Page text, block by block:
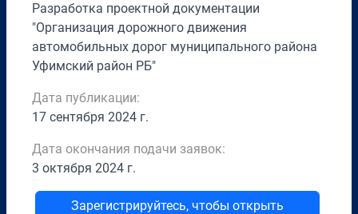
Разработка проектной документации
"Организация дорожного движения
автомобильных дорог муниципального района
Уфимский район РБ"
Дата публикации:
17 сентября 2024 г.
Дата окончания подачи заявок:
3 октября 2024 г.
Зарегистрируйтесь, чтобы открыть